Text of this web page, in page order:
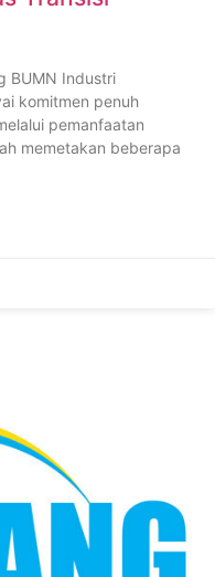
BUMN Industri
komitmen penuh
pemanfaatan
memetakan beberapa